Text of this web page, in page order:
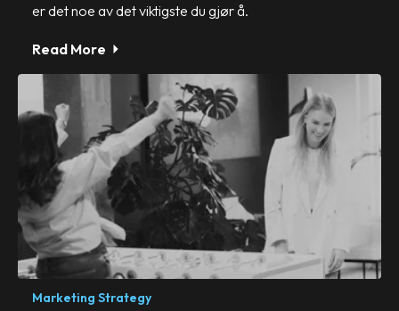
er det noe av det viktigste du gjør å.
Read More
Marketing Strategy